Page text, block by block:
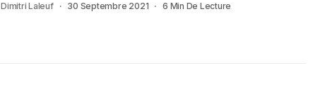
Dimitri Laleuf 30 Septembre 2021 6 Min De Lecture